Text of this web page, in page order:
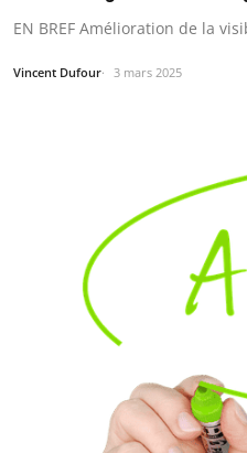
EN BREF Amélioration de la
Vincent Dufour 3 mars 2025